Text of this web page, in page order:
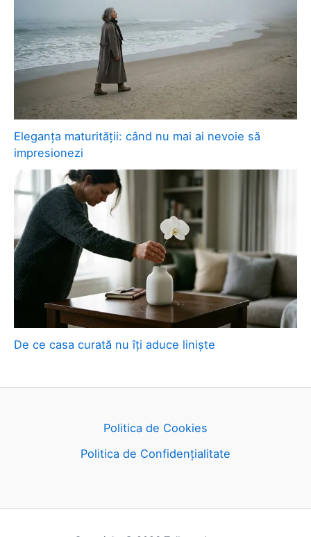
Eleganța maturității: când nu mai ai nevoie să
impresionezi
De ce casa curată nu îți aduce liniște
Politica de Cookies
Politica de Confidențialitate